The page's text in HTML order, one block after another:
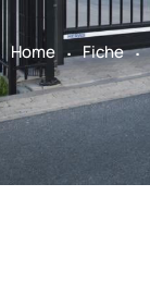
Home . Fiche .